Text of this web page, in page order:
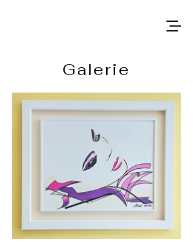
Galerie